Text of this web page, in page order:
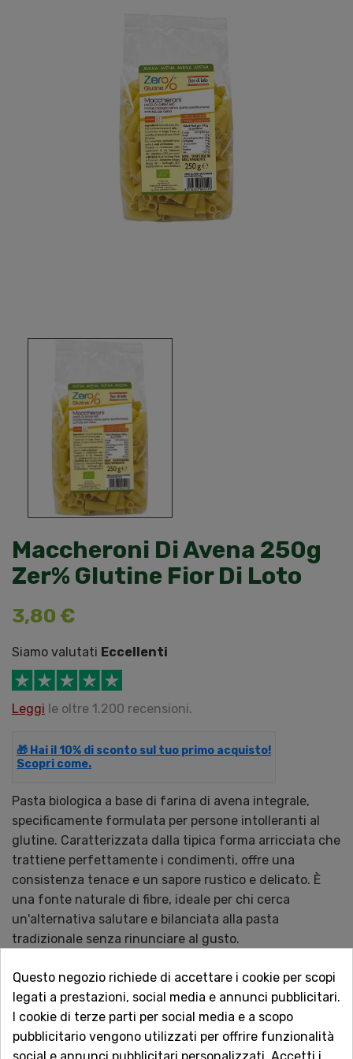
Maccheroni Di Avena 250g
Zer% Glutine Fior Di Loto
3,80 €
Siamo valutati Eccellenti
Leggi le oltre 1.200 recensioni.
🎁 Hai il 10% di sconto sul tuo primo acquisto!
Scopri come.
Pasta biologica a base di farina di avena integrale,
specificamente formulata per persone intolleranti al
glutine. Caratterizzata dalla tipica forma arricciata che
trattiene perfettamente i condimenti, offre una
consistenza tenace e un sapore rustico e delicato. È
una fonte naturale di fibre, ideale per chi cerca
un'alternativa salutare e bilanciata alla pasta
tradizionale senza rinunciare al gusto.
QUANTITÀ
Questo negozio richiede di accettare i cookie per scopi
legati a prestazioni, social media e annunci pubblicitari.
I cookie di terze parti per social media e a scopo
pubblicitario vengono utilizzati per offrire funzionalità